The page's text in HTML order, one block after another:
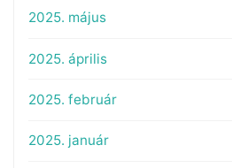
2025. május
2025. április
2025. február
2025. január